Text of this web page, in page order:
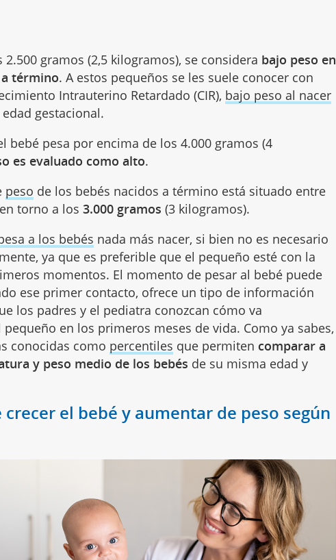
gramos (2,5 kilogramos), se considera bajo peso en
término. A estos pequeños se les suele conocer con
Intrauterino Retardado (CIR), bajo peso al nacer
gestacional.
bebé pesa por encima de los 4.000 gramos (4
es evaluado como alto.
peso de los bebés nacidos a término está situado entre
torno a los3.000 gramos (3 kilogramos).
a los bebés nada más nacer, si bien no es necesario
ya que es preferible que el pequeño esté con la
momentos. El momento de pesar al bebé puede
ese primer contacto, ofrece un tipo de información
los padres y el pediatra conozcan cómo va
en los primeros meses de vida. Como ya sabes,
conocidas como percentiles que permiten comparar a
y peso medio de los bebés de su misma edad y
crecer el bebé y aumentar de peso según